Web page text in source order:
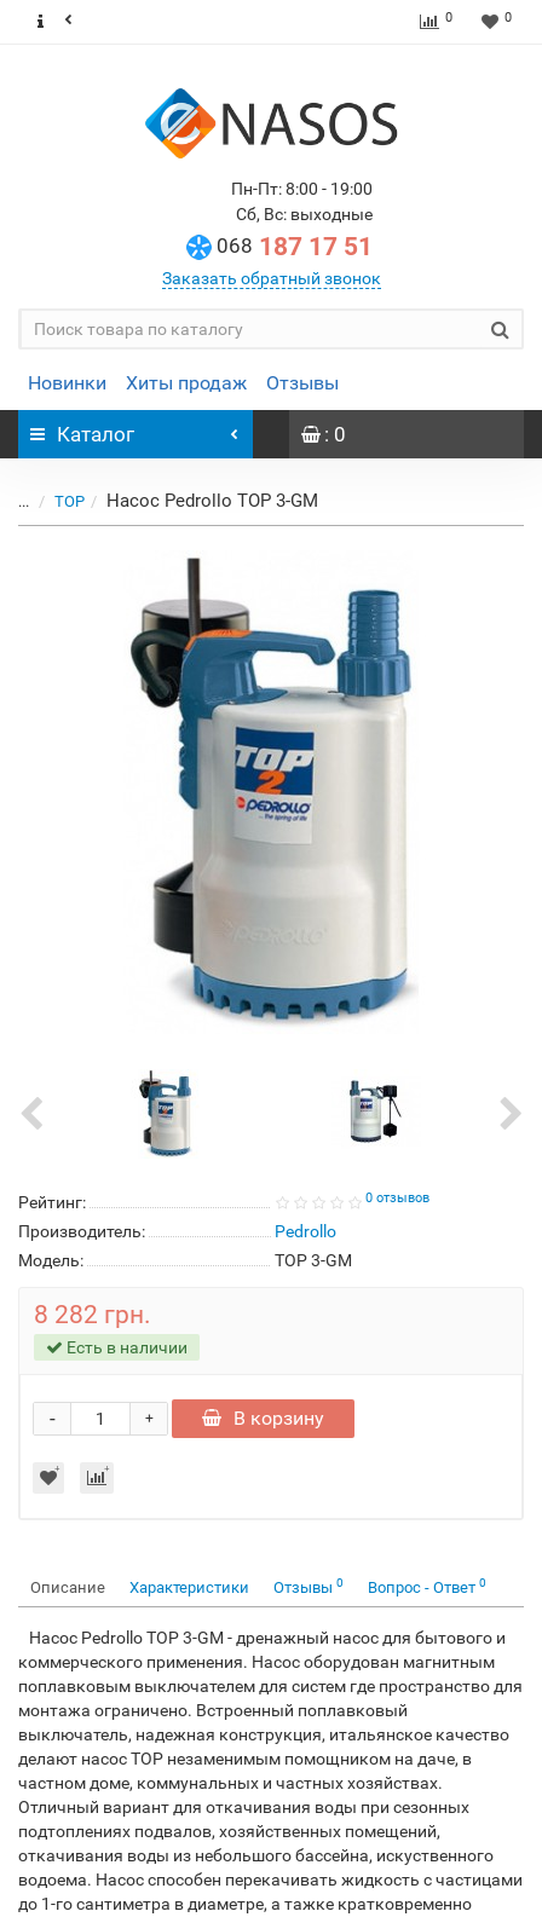
0 0
Пн-Пт: 8:00 - 19:00
Сб, Вс: выходные
068 187 17 51
Заказать обратный звонок
Новинки Хиты продаж Отзывы
Каталог : 0
... TOP Насос Pedrollo TOP 3-GM
Рейтинг: 0 отзывов
Производитель:
Pedrollo
Модель:
TOP 3-GM
8 282 грн.
Есть в наличии
+
- В корзину
Описание Характеристики Отзывы 0 Вопрос - Ответ 0
Насос Pedrollo TOP 3-GM - дренажный насос для бытового и
коммерческого применения. Насос оборудован магнитным
поплавковым выключателем для систем где пространство для
монтажа ограничено. Встроенный поплавковый
выключатель, надежная конструкция, итальянское качество
делают насос TOP незаменимым помощником на даче, в
частном доме, коммунальных и частных хозяйствах.
Отличный вариант для откачивания воды при сезонных
подтоплениях подвалов, хозяйственных помещений,
откачивания воды из небольшого бассейна, искуственного
водоема. Насос способен перекачивать жидкость с частицами
до 1-го сантиметра в диаметре, а тажке кратковременно